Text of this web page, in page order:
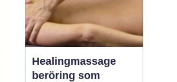
Healingmassage
beröring som